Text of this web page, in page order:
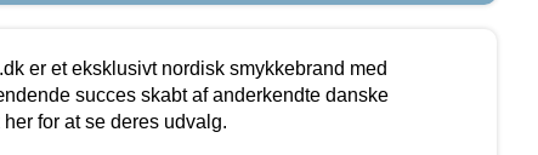
er et eksklusivt nordisk smykkebrand med
succes skabt af anderkendte danske
for at se deres udvalg.